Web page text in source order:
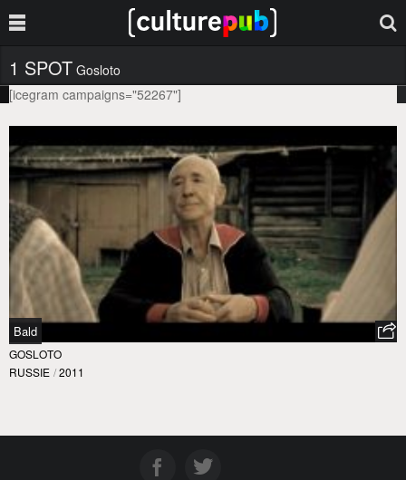
1 SPOT Gosloto
[icegram campaigns="52267"]
Bald
GOSLOTO
RUSSIE / 2011